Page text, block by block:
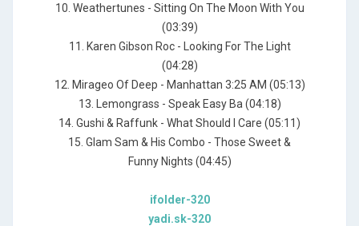
10. Weathertunes - Sitting On The Moon With You
(03:39)
11. Karen Gibson Roc - Looking For The Light
(04:28)
12. Mirageo Of Deep - Manhattan 3:25 AM (05:13)
13. Lemongrass - Speak Easy Ba (04:18)
14. Gushi & Raffunk - What Should I Care (05:11)
15. Glam Sam & His Combo - Those Sweet &
Funny Nights (04:45)
ifolder-320
yadi.sk-320